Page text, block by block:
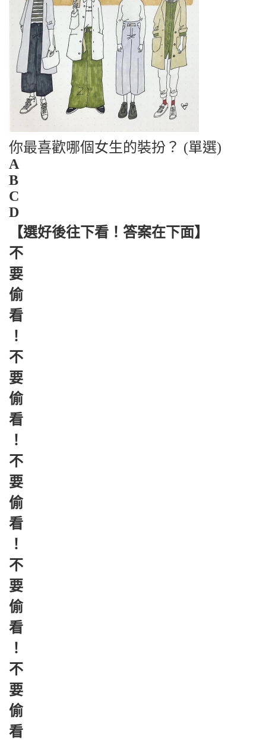
你最喜歡哪個女生的裝扮？ (單選)
A
B
C
D
【選好後往下看！答案在下面】
不
要
偷
看
！
不
要
偷
看
！
不
要
偷
看
！
不
要
偷
看
！
不
要
偷
看